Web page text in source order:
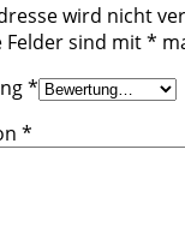
wird nicht
sind mit*
*
*